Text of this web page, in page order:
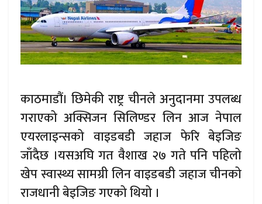
काठमाडौं। छिमेकी राष्ट्र चीनले अनुदानमा उपलब्ध
गराएको अक्सिजन सिलिण्डर लिन आज नेपाल
एयरलाइन्सको वाइडबडी जहाज फेरि बेइजिङ
जाँदैछ ।यसअघि गत वैशाख २७ गते पनि पहिलो
खेप स्वास्थ्य सामग्री लिन वाइडबडी जहाज चीनको
राजधानी बेइजिङ गएको थियो ।